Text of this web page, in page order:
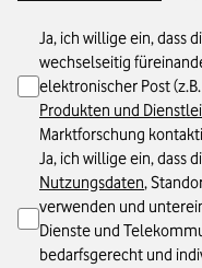
Ja, ich willige ein, dass
wechselseitig
elektronischer Post
Produkten und
Marktforschung
Ja, ich willige ein, dass
Nutzungsdaten,
verwenden und
Dienste und
bedarfsgerecht und